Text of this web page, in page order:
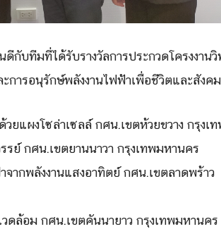
กับทีมที่ได้รับรางวัลการประกวดโครงงาน
ารอนุรักษ์พลังงานไฟฟ้าเพื่อชีวิตและสังคม
ยแผงโซล่าเซลล์ กศน.เขตห้วยขวาง กรุงเ
ย์ กศน.เขตยานนาวา กรุงเทพมหานคร
ากพลังงานแสงอาทิตย์ กศน.เขตลาดพร้าว
ดล้อม กศน.เขตคันนายาว กรุงเทพมหานคร